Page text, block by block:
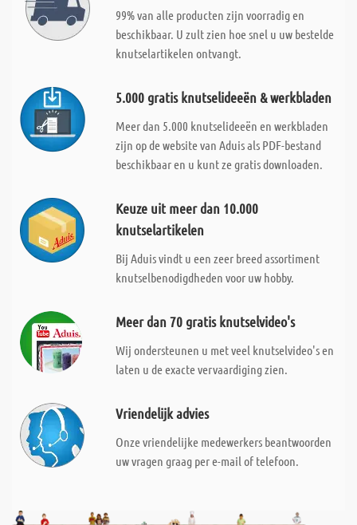
99% van alle producten zijn voorradig en
beschikbaar. U zult zien hoe snel u uw bestelde
knutselartikelen ontvangt.
5.000 gratis knutselideeën & werkbladen
Meer dan 5.000 knutselideeën en werkbladen
zijn op de website van Aduis als PDF-bestand
beschikbaar en u kunt ze gratis downloaden.
Keuze uit meer dan 10.000
knutselartikelen
Bij Aduis vindt u een zeer breed assortiment
knutselbenodigdheden voor uw hobby.
Meer dan 70 gratis knutselvideo's
Wij ondersteunen u met veel knutselvideo's en
laten u de exacte vervaardiging zien.
Vriendelijk advies
Onze vriendelijke medewerkers beantwoorden
uw vragen graag per e-mail of telefoon.